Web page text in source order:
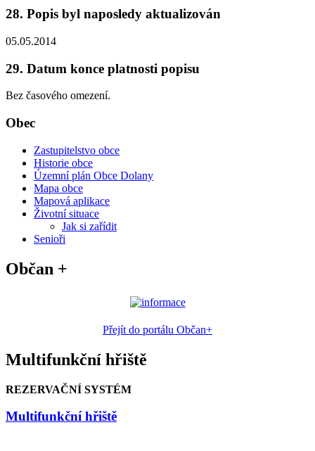
28. Popis byl naposledy aktualizován
05.05.2014
29. Datum konce platnosti popisu
Bez časového omezení.
Obec
Zastupitelstvo obce
Historie obce
Územní plán Obce Dolany
Mapa obce
Mapová aplikace
Životní situace
Jak si zařídit
Senioři
Občan +
Přejít do portálu Občan+
Multifunkční hřiště
REZERVAČNÍ SYSTÉM
Multifunkční hřiště